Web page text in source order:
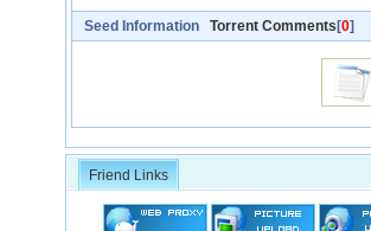
Seed Information Torrent Comments [0]
Friend Links